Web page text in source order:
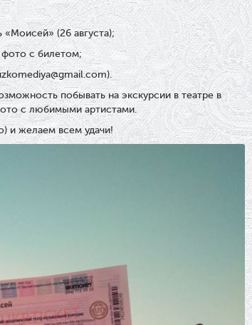
(26 августа);
фото с билетом;
побывать на экскурсии в театре в
с любимыми артистами.
и желаем всем удачи!